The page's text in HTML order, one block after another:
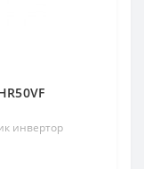
инвертор